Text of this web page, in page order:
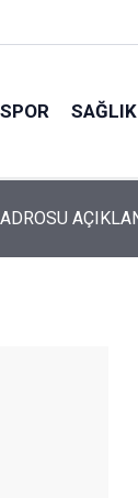
SPOR SAĞLIK
AÇIKLADI